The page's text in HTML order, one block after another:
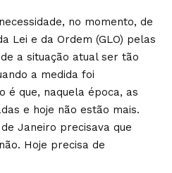
no momento, de
Lei e da Ordem (GLO) pelas
a situação atual ser tão
a medida foi
é que, naquela época, as
e hoje não estão mais.
Janeiro precisava que
Hoje precisa de